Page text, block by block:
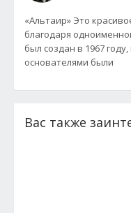
«Альтаир» Это
благодаря
был создан в 1967
основателями были
Вас также